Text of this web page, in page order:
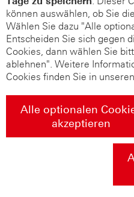
können auswählen, ob Sie
Wählen Sie dazu "Alle
Entscheiden Sie sich gegen
Cookies, dann wählen Sie
ablehnen". Weitere
Cookies finden Sie in unseren
Alle optionalen
akzeptieren